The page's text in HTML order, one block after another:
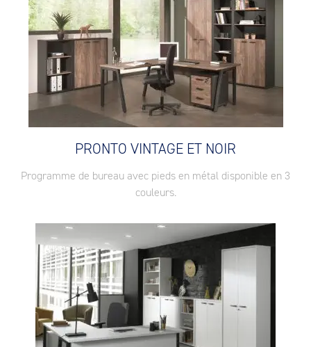
PRONTO VINTAGE ET NOIR
Programme de bureau avec pieds en métal disponible en 3
couleurs.